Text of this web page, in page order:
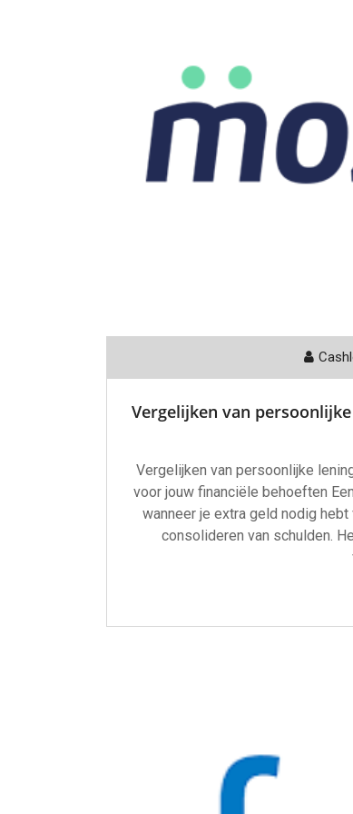
Vergelijken van
Vergelijken van persoonlijke
voor jouw financiële behoeften
wanneer je extra geld nodig
consolideren van schulden.